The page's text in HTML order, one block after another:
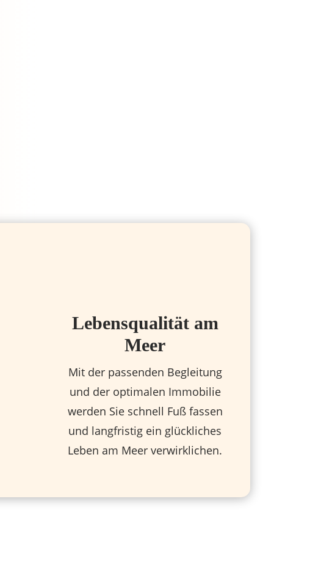
Lebensqualität am
Meer
Mit der passenden Begleitung
und der optimalen Immobilie
werden Sie schnell Fuß fassen
und langfristig ein glückliches
Leben am Meer verwirklichen.